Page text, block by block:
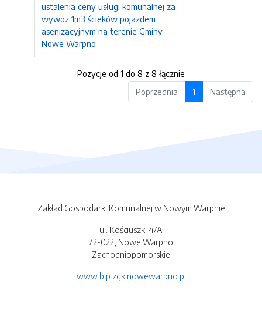
ustalenia ceny usługi komunalnej za
wywóz 1m3 ścieków pojazdem
asenizacyjnym na terenie Gminy
Nowe Warpno
Pozycje od 1 do 8 z 8 łącznie
Poprzednia
1 Następna
Zakład Gospodarki Komunalnej w Nowym Warpnie
ul. Kościuszki 47A
72-022, Nowe Warpno
Zachodniopomorskie
www.bip.zgk.nowewarpno.pl